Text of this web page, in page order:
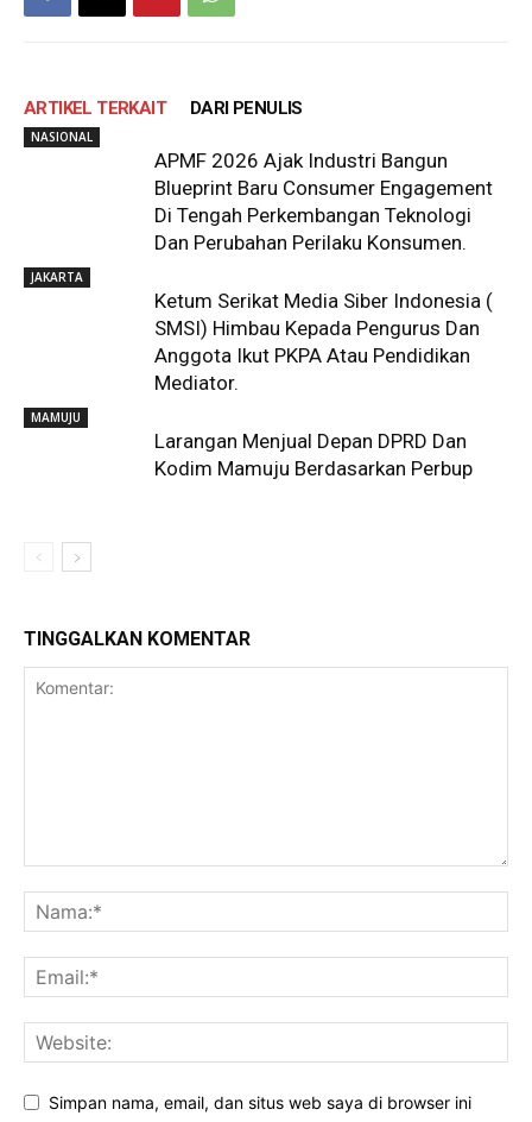
ARTIKEL TERKAIT DARI PENULIS
NASIONAL
APMF 2026 Ajak Industri Bangun
Blueprint Baru Consumer Engagement
Di Tengah Perkembangan Teknologi
Dan Perubahan Perilaku Konsumen.
JAKARTA
Ketum Serikat Media Siber Indonesia (
SMSI) Himbau Kepada Pengurus Dan
Anggota Ikut PKPA Atau Pendidikan
Mediator.
MAMUJU
Larangan Menjual Depan DPRD Dan
Kodim Mamuju Berdasarkan Perbup
TINGGALKAN KOMENTAR
Simpan nama, email, dan situs web saya di browser ini